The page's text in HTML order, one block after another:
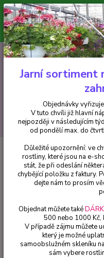
Minimální hodnota
V tuto chvíli již hlavní nápor
nejpozději v následujícím
vyřizujeme v
+420 602 223 614
Trvalky Delosperma-
Delosperma-
3097
Jarní sortiment
Objednávky
V tuto chvíli již hlavní
nejpozději v následujícím
od pondělí max. do
Důležité upozornění: ve
rostliny, které jsou na e-
stát, že při odeslání
chybějící položku z faktury.
dejte nám to prosím
Objednat můžete také
500 nebo 1000 Kč,
V případě zájmu můžete
který je možné
samoobslužném skleníku
sám vybere